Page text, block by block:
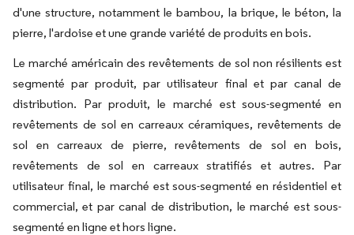
d'une structure, notamment le bambou, la brique, le béton, la
pierre, l'ardoise et une grande variété de produits en bois.
Le marché américain des revêtements de sol non résilients est
segmenté par produit, par utilisateur final et par canal de
distribution. Par produit, le marché est sous-segmenté en
revêtements de sol en carreaux céramiques, revêtements de
sol en carreaux de pierre, revêtements de sol en bois,
revêtements de sol en carreaux stratifiés et autres. Par
utilisateur final, le marché est sous-segmenté en résidentiel et
commercial, et par canal de distribution, le marché est sous-
segmenté en ligne et hors ligne.